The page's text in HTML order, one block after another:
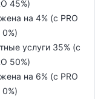
45%)
на 4% (с PRO
0%)
услуги 35% (с
50%)
на 6% (с PRO
0%)